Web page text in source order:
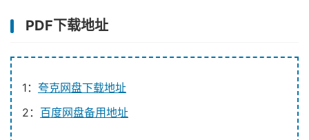
PDF下载地址
1： 夸克网盘下载地址
2： 百度网盘备用地址